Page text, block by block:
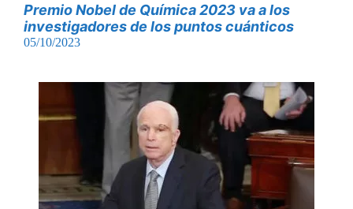
Premio Nobel de Química 2023 va a los
investigadores de los puntos cuánticos
05/10/2023